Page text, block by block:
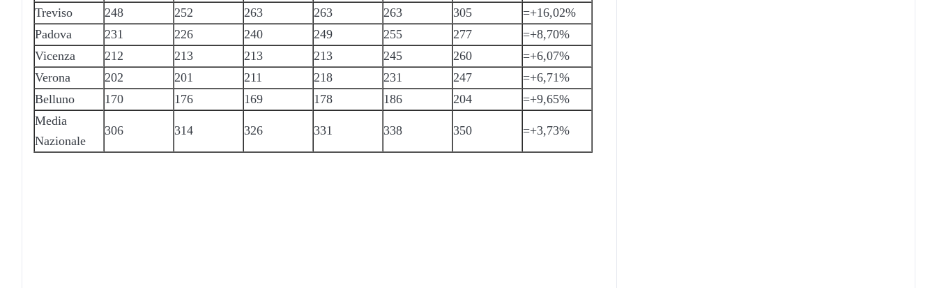
Treviso
248 252 263 263 263 305
=+16,02%
Padova
231 226 240 249 255 277
=+8,70%
Vicenza
212 213 213 213 245 260
=+6,07%
Verona
202 201 211 218 231 247
=+6,71%
Belluno
170 176 169 178 186 204
=+9,65%
Media
Nazionale
306 314 326 331 338 350 =+3,73%